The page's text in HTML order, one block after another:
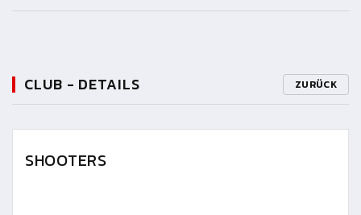
CLUB - DETAILS ZURÜCK
SHOOTERS